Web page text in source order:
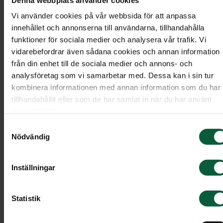
Vi använder cookies på vår webbsida för att anpassa
innehållet och annonserna till användarna, tillhandahålla
funktioner för sociala medier och analysera vår trafik. Vi
vidarebefordrar även sådana cookies och annan information
från din enhet till de sociala medier och annons- och
analysföretag som vi samarbetar med. Dessa kan i sin tur
kombinera informationen med annan information som du har
tillhandahållit eller som de har samlat in när du har använt
Nödvändig
Inställningar
Statistik
av naturen.